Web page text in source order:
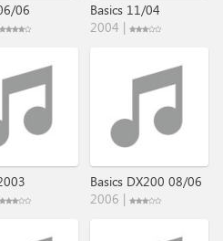
06
Basics 11/04
2004 |
Basics DX200 08/06
2006 |